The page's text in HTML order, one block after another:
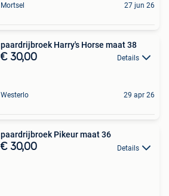
Mortsel 27 jun 26
paardrijbroek Harry's Horse maat 38
€ 30,00 Details
Westerlo 29 apr 26
paardrijbroek Pikeur maat 36
€ 30,00 Details